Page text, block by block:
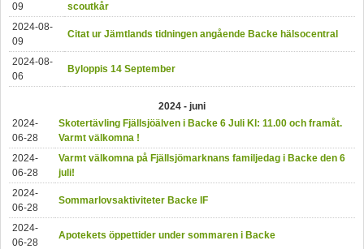
09
scoutkår
2024-08-
09
Citat ur Jämtlands tidningen angående Backe hälsocentral
2024-08-
06
Byloppis 14 September
2024 - juni
2024-
06-28
Skotertävling Fjällsjöälven i Backe 6 Juli Kl: 11.00 och framåt.
Varmt välkomna !
2024-
06-28
Varmt välkomna på Fjällsjömarknans familjedag i Backe den 6
juli!
2024-
06-28
Sommarlovsaktiviteter Backe IF
2024-
06-28
Apotekets öppettider under sommaren i Backe